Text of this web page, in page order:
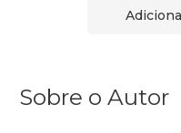
Sobre o Autor